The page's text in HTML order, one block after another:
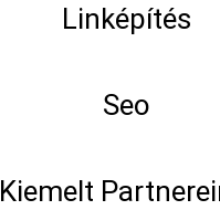
Linképítés
Seo
Kiemelt